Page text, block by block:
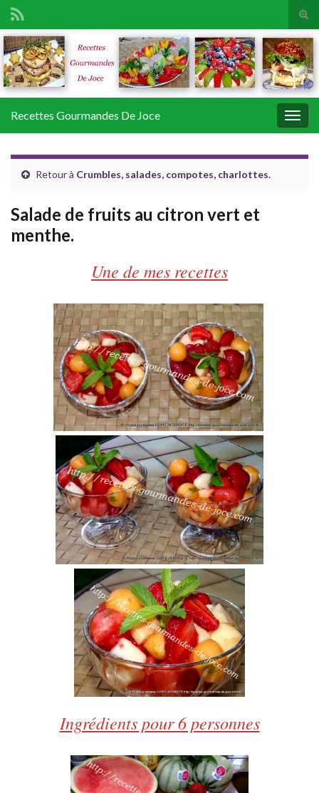
Search for:
Recettes Gourmandes De Joce
Retour à Crumbles, salades, compotes, charlottes.
Salade de fruits au citron vert et
menthe.
Une de mes recettes
Ingrédients pour 6 personnes